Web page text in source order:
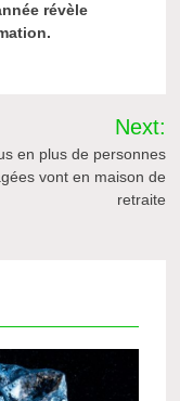
révèle
Next:
en plus de personnes
vont en maison de
retraite